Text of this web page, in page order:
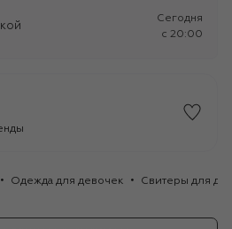
Сегодня
c 20:00
Одежда для девочек Свитеры для